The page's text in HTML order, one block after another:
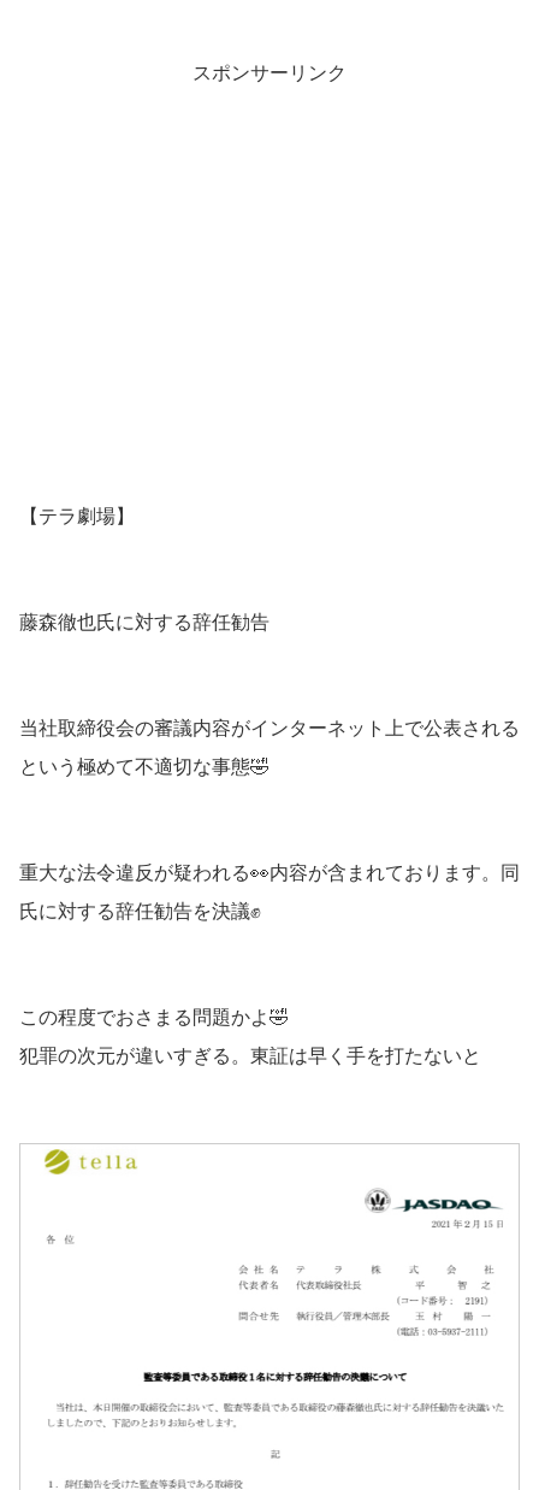
スポンサーリンク
【テラ劇場】
藤森徹也氏に対する辞任勧告
当社取締役会の審議内容がインターネット上で公表される
という極めて不適切な事態🤣
重大な法令違反が疑われる👀内容が含まれております。同
氏に対する辞任勧告を決議✊
この程度でおさまる問題かよ🤣
犯罪の次元が違いすぎる。東証は早く手を打たないと